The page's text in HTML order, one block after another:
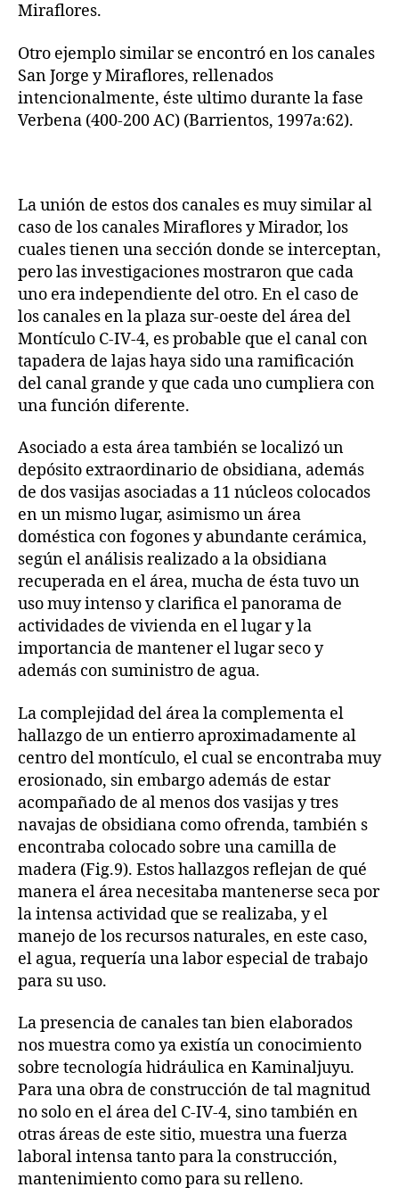
Miraflores.
Otro ejemplo similar se encontró en los canales
San Jorge y Miraflores, rellenados
intencionalmente, éste ultimo durante la fase
Verbena (400-200 AC) (Barrientos, 1997a:62).
La unión de estos dos canales es muy similar al
caso de los canales Miraflores y Mirador, los
cuales tienen una sección donde se interceptan,
pero las investigaciones mostraron que cada
uno era independiente del otro. En el caso de
los canales en la plaza sur-oeste del área del
Montículo C-IV-4, es probable que el canal con
tapadera de lajas haya sido una ramificación
del canal grande y que cada uno cumpliera con
una función diferente.
Asociado a esta área también se localizó un
depósito extraordinario de obsidiana, además
de dos vasijas asociadas a 11 núcleos colocados
en un mismo lugar, asimismo un área
doméstica con fogones y abundante cerámica,
según el análisis realizado a la obsidiana
recuperada en el área, mucha de ésta tuvo un
uso muy intenso y clarifica el panorama de
actividades de vivienda en el lugar y la
importancia de mantener el lugar seco y
además con suministro de agua.
La complejidad del área la complementa el
hallazgo de un entierro aproximadamente al
centro del montículo, el cual se encontraba muy
erosionado, sin embargo además de estar
acompañado de al menos dos vasijas y tres
navajas de obsidiana como ofrenda, también s
encontraba colocado sobre una camilla de
madera (Fig.9). Estos hallazgos reflejan de qué
manera el área necesitaba mantenerse seca por
la intensa actividad que se realizaba, y el
manejo de los recursos naturales, en este caso,
el agua, requería una labor especial de trabajo
para su uso.
La presencia de canales tan bien elaborados
nos muestra como ya existía un conocimiento
sobre tecnología hidráulica en Kaminaljuyu.
Para una obra de construcción de tal magnitud
no solo en el área del C-IV-4, sino también en
otras áreas de este sitio, muestra una fuerza
laboral intensa tanto para la construcción,
mantenimiento como para su relleno.